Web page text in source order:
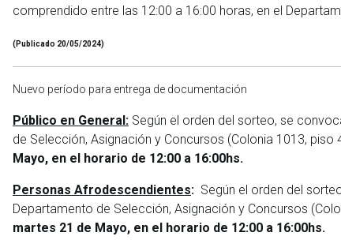
comprendido entre las 12:00 a 16:00 horas, en el
(Publicado 20/05/2024)
Nuevo período para entrega de documentación
Público en General: Según el orden del sorteo, se
de Selección, Asignación y Concursos (Colonia 1013,
Mayo, en el horario de 12:00 a 16:00hs.
Personas Afrodescendientes: Según el orden del
Departamento de Selección, Asignación y Concursos
martes 21 de Mayo, en el horario de 12:00 a 16:00hs.